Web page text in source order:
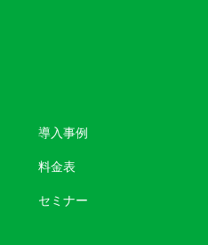
導入事例
料金表
セミナー